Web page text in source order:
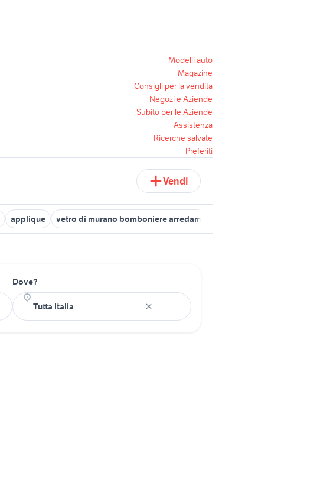
Modelli auto
Magazine
Consigli per la vendita
Negozi e Aziende
Subito per le Aziende
Assistenza
Ricerche salvate
Preferiti
Vendi
applique vetro di murano bomboniere arredamento
Dove?